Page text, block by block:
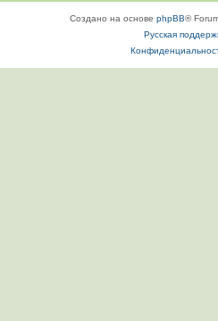
Создано на основе phpBB®
Русская